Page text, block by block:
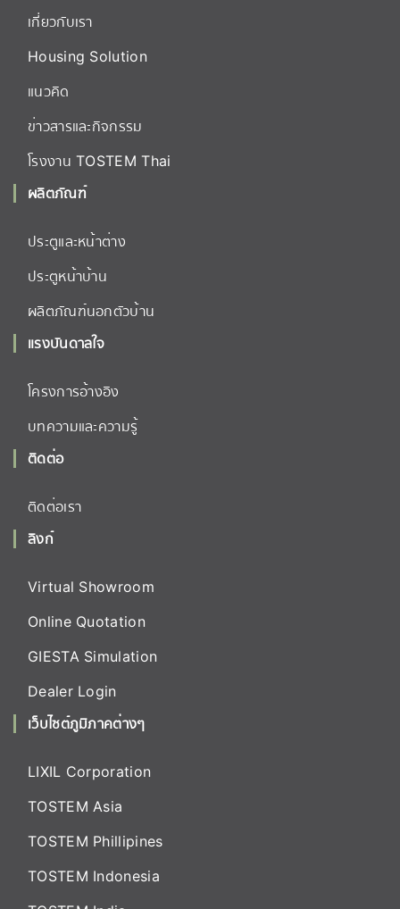
เกี่ยวกับเรา
Housing Solution
แนวคิด
ข่าวสารและกิจกรรม
โรงงาน TOSTEM Thai
ผลิตภัณฑ์
ประตูและหน้าต่าง
ประตูหน้าบ้าน
ผลิตภัณฑ์นอกตัวบ้าน
แรงบันดาลใจ
โครงการอ้างอิง
บทความและความรู้
ติดต่อ
ติดต่อเรา
ลิงก์
Virtual Showroom
Online Quotation
GIESTA Simulation
Dealer Login
เว็บไซต์ภูมิภาคต่างๆ
LIXIL Corporation
TOSTEM Asia
TOSTEM Phillipines
TOSTEM Indonesia